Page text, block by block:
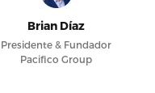
Brian Díaz
Presidente & Fundador
Pacifico Group